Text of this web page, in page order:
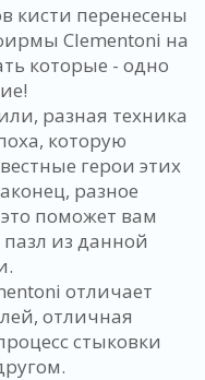
кисти перенесены
Clementoni на
которые - одно
разная техника
которую
герои этих
разное
поможет вам
из данной
отличает
отличная
стыковки